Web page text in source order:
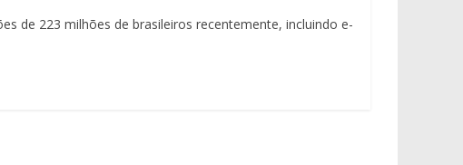
de 223 milhões de brasileiros recentemente, incluindo e-